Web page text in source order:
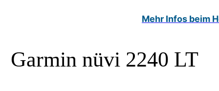
Mehr Infos beim
Garmin nüvi 2240 LT